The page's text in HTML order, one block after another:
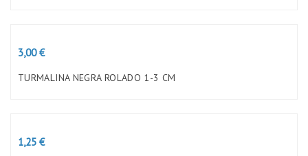
Preço
3,00 €
TURMALINA NEGRA ROLADO 1-3 CM
Preço
1,25 €